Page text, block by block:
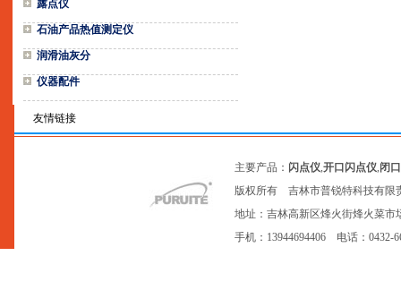
露点仪
石油产品热值测定仪
润滑油灰分
仪器配件
友情链接
主要产品： 闪点仪,开口闪点仪,闭
版权所有 吉林市普锐特科技有
地址：吉林高新区烽火街烽火菜
手机：13944694406 电话：0432-